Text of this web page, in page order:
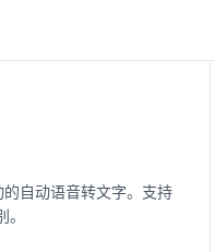
的自动语音转文字。支持